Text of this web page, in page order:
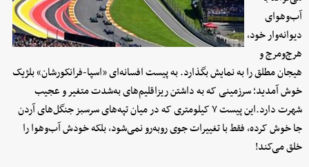
آب‌وهوای
دیوانه‌وار خود،
هرج‌ومرج و
هیجان مطلق را به نمایش بگذارد. به پیست افسانه‌ای «اسپا-فرانکورشان» بلژیک
خوش آمدید؛ سرزمینی که به داشتن ریزاقلیم‌های به‌شدت متغیر و عجیب
شهرت دارد.این پیست ۷ کیلومتری که در میان تپه‌های سرسبز جنگل‌های آردن
جا خوش کرده، فقط با تغییرات جوی روبه‌رو نمی‌شود، بلکه خودش آب‌وهوا را
خلق می‌کند!